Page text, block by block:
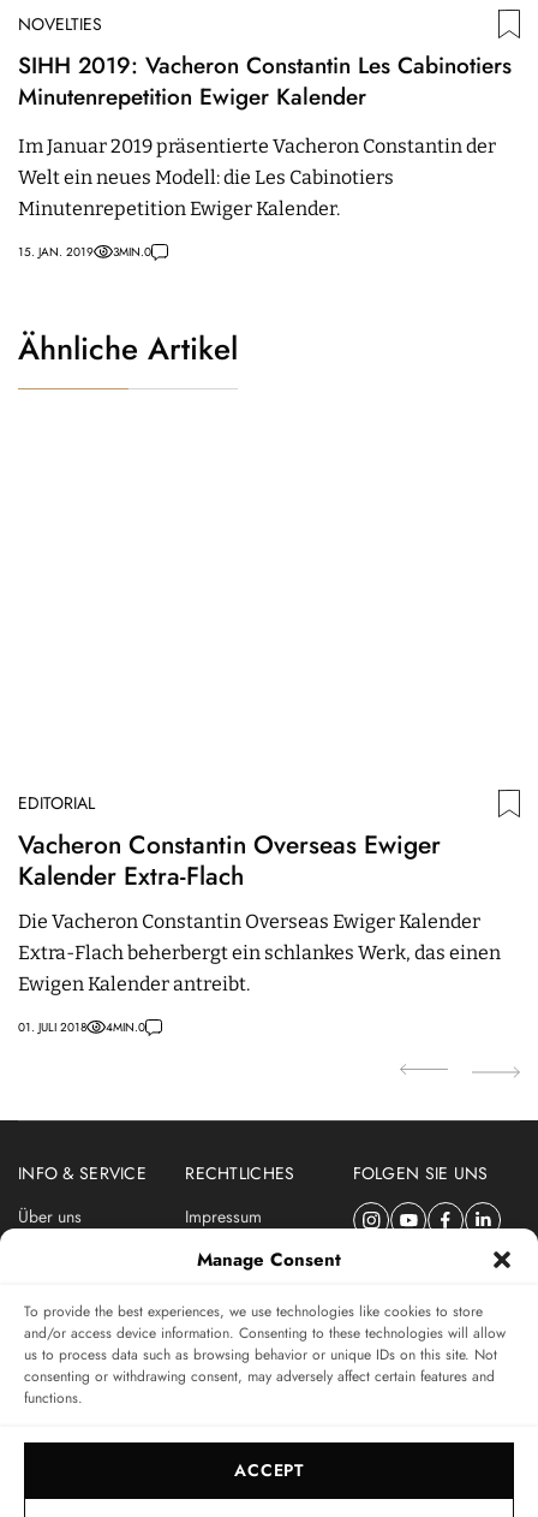
Manage Consent
To provide the best experiences, we use technologies like cookies to store
and/or access device information. Consenting to these technologies will allow
us to process data such as browsing behavior or unique IDs on this site. Not
consenting or withdrawing consent, may adversely affect certain features and
functions.
ACCEPT
NOVELTIES
SIHH 2019: Vacheron Constantin Les Cabinotiers
Minutenrepetition Ewiger Kalender
Im Januar 2019 präsentierte Vacheron Constantin der
Welt ein neues Modell: die Les Cabinotiers
Minutenrepetition Ewiger Kalender.
15. JAN. 2019 3MIN.0
Ähnliche Artikel
EDITORIAL
Vacheron Constantin Overseas Ewiger
Kalender Extra-Flach
Die Vacheron Constantin Overseas Ewiger Kalender
Extra-Flach beherbergt ein schlankes Werk, das einen
Ewigen Kalender antreibt.
01. JULI 2018 4MIN.0
INFO & SERVICE
Über uns
RECHTLICHES
Impressum
Datenschutzerklärung
FOLGEN SIE UNS
ABONNIEREN SIE DEN SWISSWATCHES NEWSLETTER
Das unabhängige Magazin für Uhren-Connaisseurs
SUBSCRIBE